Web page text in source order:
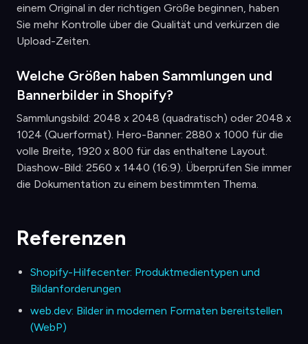
einem Original in der richtigen Größe beginnen, haben
Sie mehr Kontrolle über die Qualität und verkürzen die
Upload-Zeiten.
Welche Größen haben Sammlungen und
Bannerbilder in Shopify?
Sammlungsbild: 2048 x 2048 (quadratisch) oder 2048 x
1024 (Querformat). Hero-Banner: 2880 x 1000 für die
volle Breite, 1920 x 800 für das enthaltene Layout.
Diashow-Bild: 2560 x 1440 (16:9). Überprüfen Sie immer
die Dokumentation zu einem bestimmten Thema.
Referenzen
Shopify-Hilfecenter: Produktmedientypen und
Bildanforderungen
web.dev: Bilder in modernen Formaten bereitstellen
(WebP)